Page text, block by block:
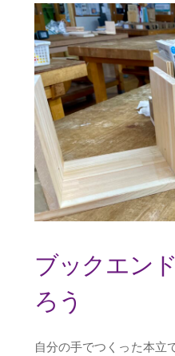
ブックエン
ろう
自分の手でつくった本立